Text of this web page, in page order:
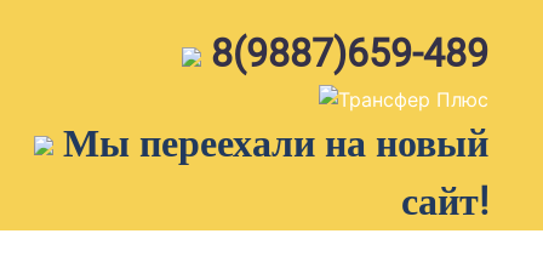
8(9887)659-489
Мы переехали на новый
сайт!